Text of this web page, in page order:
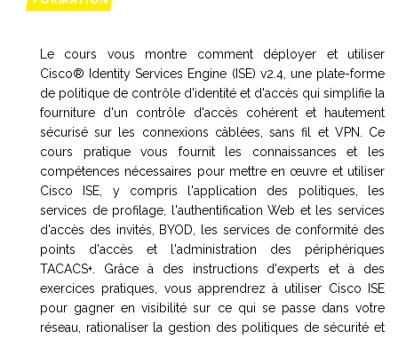
Le cours vous montre comment déployer et utiliser
Cisco® Identity Services Engine (ISE) v2.4, une plate-forme
de politique de contrôle d'identité et d'accès qui simplifie la
fourniture d'un contrôle d'accès cohérent et hautement
sécurisé sur les connexions câblées, sans fil et VPN. Ce
cours pratique vous fournit les connaissances et les
compétences nécessaires pour mettre en œuvre et utiliser
Cisco ISE, y compris l'application des politiques, les
services de profilage, l'authentification Web et les services
d'accès des invités, BYOD, les services de conformité des
points d'accès et l'administration des périphériques
TACACS+. Grâce à des instructions d'experts et à des
exercices pratiques, vous apprendrez à utiliser Cisco ISE
pour gagner en visibilité sur ce qui se passe dans votre
réseau, rationaliser la gestion des politiques de sécurité et